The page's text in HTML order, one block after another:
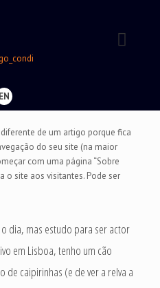
EN
de um artigo porque fica
do seu site (na maior
com uma página “Sobre
o site aos visitantes. Pode ser
dia, mas estudo para ser actor
em Lisboa, tenho um cão
de caipirinhas (e de ver a relva a